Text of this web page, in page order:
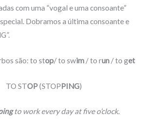
com uma “vogal e uma consoante”
Dobramos a última consoante e
são: to stop/ to swim/ to run/ to get
TO STOP(STOPPING)
to work every day at five o’clock.